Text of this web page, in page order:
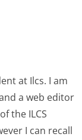
at Ilcs. I am
a web editor
the ILCS
I can recall